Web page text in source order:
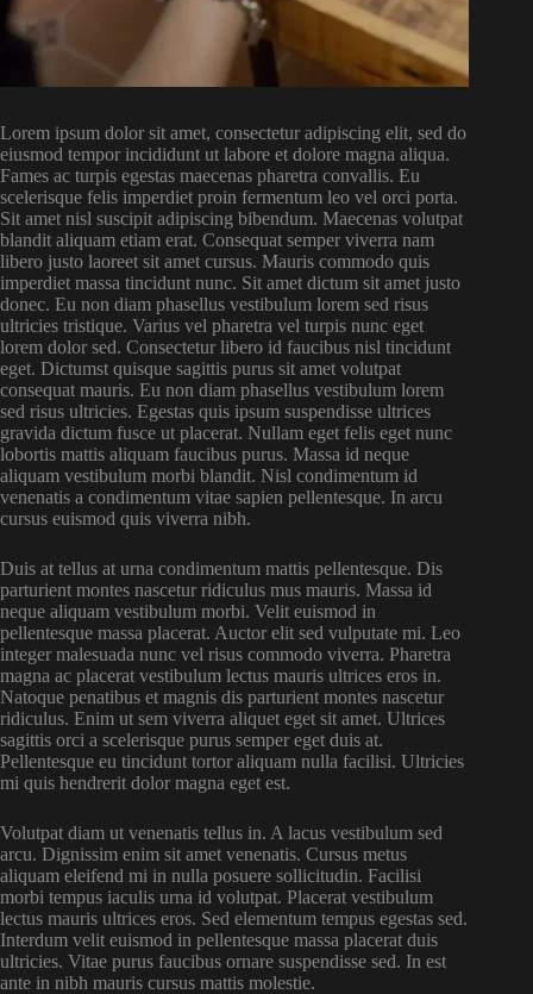
Lorem ipsum dolor sit amet, consectetur adipiscing elit, sed do
eiusmod tempor incididunt ut labore et dolore magna aliqua.
Fames ac turpis egestas maecenas pharetra convallis. Eu
scelerisque felis imperdiet proin fermentum leo vel orci porta.
Sit amet nisl suscipit adipiscing bibendum. Maecenas volutpat
blandit aliquam etiam erat. Consequat semper viverra nam
libero justo laoreet sit amet cursus. Mauris commodo quis
imperdiet massa tincidunt nunc. Sit amet dictum sit amet justo
donec. Eu non diam phasellus vestibulum lorem sed risus
ultricies tristique. Varius vel pharetra vel turpis nunc eget
lorem dolor sed. Consectetur libero id faucibus nisl tincidunt
eget. Dictumst quisque sagittis purus sit amet volutpat
consequat mauris. Eu non diam phasellus vestibulum lorem
sed risus ultricies. Egestas quis ipsum suspendisse ultrices
gravida dictum fusce ut placerat. Nullam eget felis eget nunc
lobortis mattis aliquam faucibus purus. Massa id neque
aliquam vestibulum morbi blandit. Nisl condimentum id
venenatis a condimentum vitae sapien pellentesque. In arcu
cursus euismod quis viverra nibh.
Duis at tellus at urna condimentum mattis pellentesque. Dis
parturient montes nascetur ridiculus mus mauris. Massa id
neque aliquam vestibulum morbi. Velit euismod in
pellentesque massa placerat. Auctor elit sed vulputate mi. Leo
integer malesuada nunc vel risus commodo viverra. Pharetra
magna ac placerat vestibulum lectus mauris ultrices eros in.
Natoque penatibus et magnis dis parturient montes nascetur
ridiculus. Enim ut sem viverra aliquet eget sit amet. Ultrices
sagittis orci a scelerisque purus semper eget duis at.
Pellentesque eu tincidunt tortor aliquam nulla facilisi. Ultricies
mi quis hendrerit dolor magna eget est.
Volutpat diam ut venenatis tellus in. A lacus vestibulum sed
arcu. Dignissim enim sit amet venenatis. Cursus metus
aliquam eleifend mi in nulla posuere sollicitudin. Facilisi
morbi tempus iaculis urna id volutpat. Placerat vestibulum
lectus mauris ultrices eros. Sed elementum tempus egestas sed.
Interdum velit euismod in pellentesque massa placerat duis
ultricies. Vitae purus faucibus ornare suspendisse sed. In est
ante in nibh mauris cursus mattis molestie.